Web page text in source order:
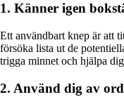
1. Känner igen
Ett användbart knep är att
försöka lista ut de
trigga minnet och hjälpa
2. Använd dig av